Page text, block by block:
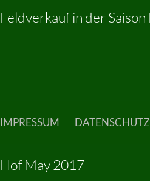
Feldverkauf in der
IMPRESSUM DATENSCHUTZ
Hof May 2017